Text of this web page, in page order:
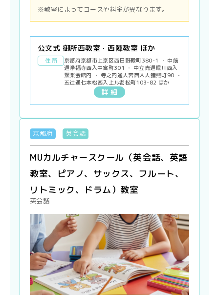
※教室によってコースや料金が異なります。
公文式 御所西教室・西陣教室 ほか
住 所
京都府京都市上京区西日野殿町380-1 ・ 中筋
通浄福寺西入中宮町301 ・ 中立売通堀川西入
聚楽会館内 ・ 寺之内通大宮西入大猪熊町90 ・
五辻通七本松西入上ル老松町103-82 ほか
詳 細
京都府 英会話
MUカルチャースクール（英会話、英語
教室、ピアノ、サックス、フルート、
リトミック、ドラム）教室
英会話